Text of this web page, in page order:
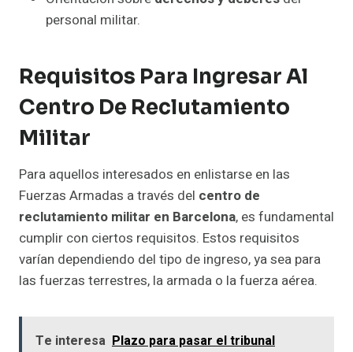
personal militar.
Requisitos Para Ingresar Al
Centro De Reclutamiento
Militar
Para aquellos interesados en enlistarse en las
Fuerzas Armadas a través del centro de
reclutamiento militar en Barcelona, es fundamental
cumplir con ciertos requisitos. Estos requisitos
varían dependiendo del tipo de ingreso, ya sea para
las fuerzas terrestres, la armada o la fuerza aérea.
Te interesa Plazo para pasar el tribunal